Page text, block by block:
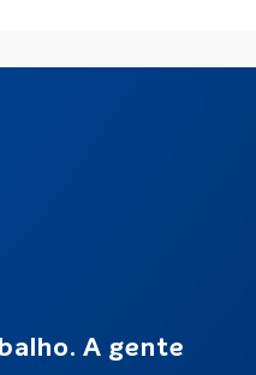
A gente